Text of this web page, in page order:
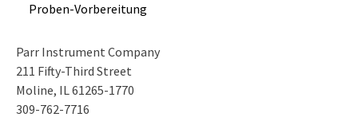
Proben-Vorbereitung
Parr Instrument Company
211 Fifty-Third Street
Moline, IL 61265-1770
309-762-7716